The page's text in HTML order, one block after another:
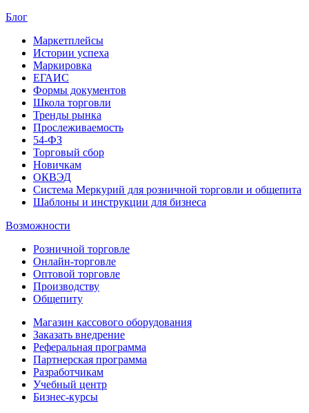
Блог
Маркетплейсы
Истории успеха
Маркировка
ЕГАИС
Формы документов
Школа торговли
Тренды рынка
Прослеживаемость
54-ФЗ
Торговый сбор
Новичкам
ОКВЭД
Система Меркурий для розничной торговли и общепита
Шаблоны и инструкции для бизнеса
Возможности
Розничной торговле
Онлайн-торговле
Оптовой торговле
Производству
Общепиту
Магазин кассового оборудования
Заказать внедрение
Реферальная программа
Партнерская программа
Разработчикам
Учебный центр
Бизнес‑курсы